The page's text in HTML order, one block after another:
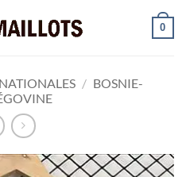
0
/ BOSNIE-